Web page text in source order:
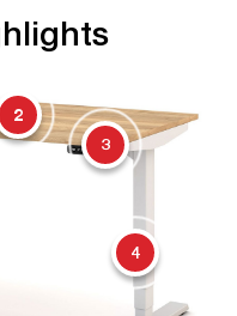
2
3
4